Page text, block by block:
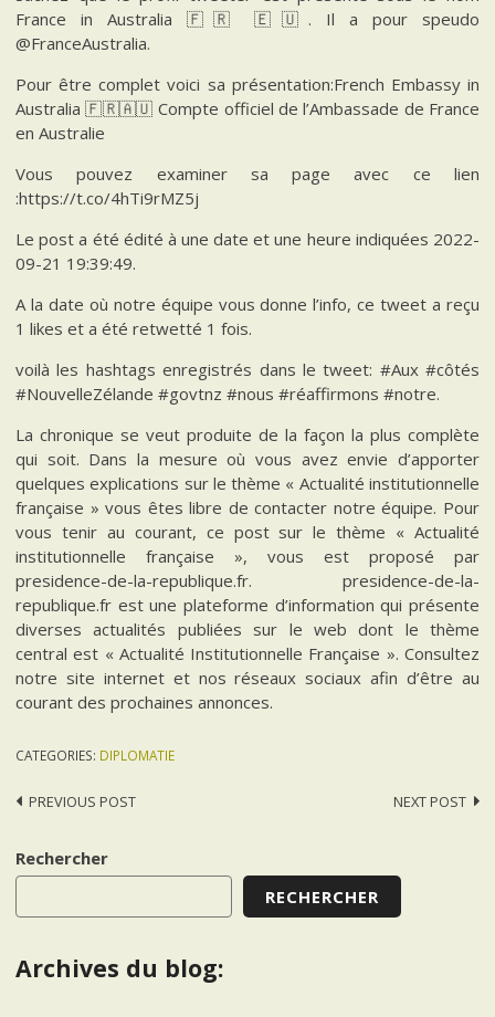
France in Australia 🇫🇷 🇪🇺. Il a pour speudo
@FranceAustralia.
Pour être complet voici sa présentation:French Embassy in
Australia 🇫🇷🇦🇺 Compte officiel de l’Ambassade de France
en Australie
Vous pouvez examiner sa page avec ce lien
:https://t.co/4hTi9rMZ5j
Le post a été édité à une date et une heure indiquées 2022-
09-21 19:39:49.
A la date où notre équipe vous donne l’info, ce tweet a reçu
1 likes et a été retwetté 1 fois.
voilà les hashtags enregistrés dans le tweet: #Aux #côtés
#NouvelleZélande #govtnz #nous #réaffirmons #notre.
La chronique se veut produite de la façon la plus complète
qui soit. Dans la mesure où vous avez envie d’apporter
quelques explications sur le thème « Actualité institutionnelle
française » vous êtes libre de contacter notre équipe. Pour
vous tenir au courant, ce post sur le thème « Actualité
institutionnelle française », vous est proposé par
presidence-de-la-republique.fr. presidence-de-la-
republique.fr est une plateforme d’information qui présente
diverses actualités publiées sur le web dont le thème
central est « Actualité Institutionnelle Française ». Consultez
notre site internet et nos réseaux sociaux afin d’être au
courant des prochaines annonces.
CATEGORIES: DIPLOMATIE
Post
PREVIOUS POST NEXT POST
Rechercher
RECHERCHER
Archives du blog: